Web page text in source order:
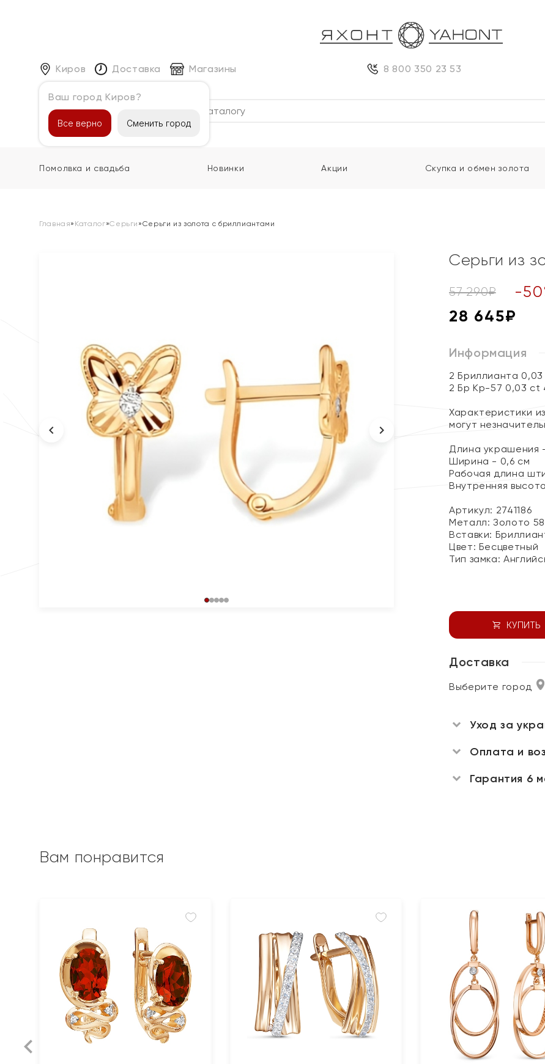
Киров
Ваш город Киров?
Все верно Сменить город
Доставка Магазины 8 800 350 23 53
Каталог
Помолвка и свадьба Новинки Акции Скупка и обмен золота
Главная» Каталог»Серьги »Серьги из золота с бриллиантами
Серьги из
57 290₽ -50
28 645₽
Информация
2 Бриллианта
2 Бр Кр-57 0,03 ct
Характеристики
могут
Длина украшения
Ширина - 0,6 см
Рабочая длина
Внутренняя
Артикул: 2741186
Металл:Золото
Вставки:
Цвет: Бесцветный
Тип замка:
КУПИТЬ
Доставка
Выберите город
Уход за
Оплата и
Гарантия 6
Вам понравится